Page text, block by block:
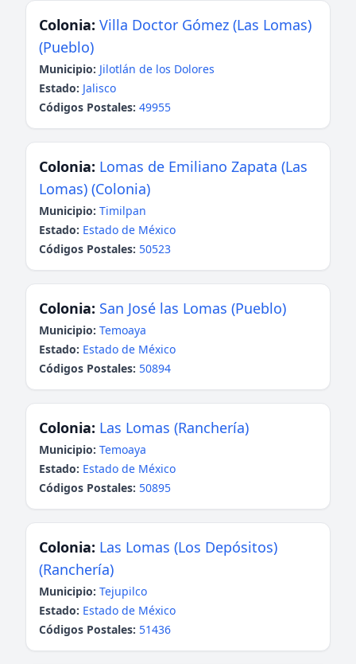
Colonia: Villa Doctor Gómez (Las Lomas)
(Pueblo)
Municipio: Jilotlán de los Dolores
Estado: Jalisco
Códigos Postales: 49955
Colonia: Lomas de Emiliano Zapata (Las
Lomas) (Colonia)
Municipio: Timilpan
Estado: Estado de México
Códigos Postales: 50523
Colonia: San José las Lomas (Pueblo)
Municipio: Temoaya
Estado: Estado de México
Códigos Postales: 50894
Colonia: Las Lomas (Ranchería)
Municipio: Temoaya
Estado: Estado de México
Códigos Postales: 50895
Colonia: Las Lomas (Los Depósitos)
(Ranchería)
Municipio: Tejupilco
Estado: Estado de México
Códigos Postales: 51436